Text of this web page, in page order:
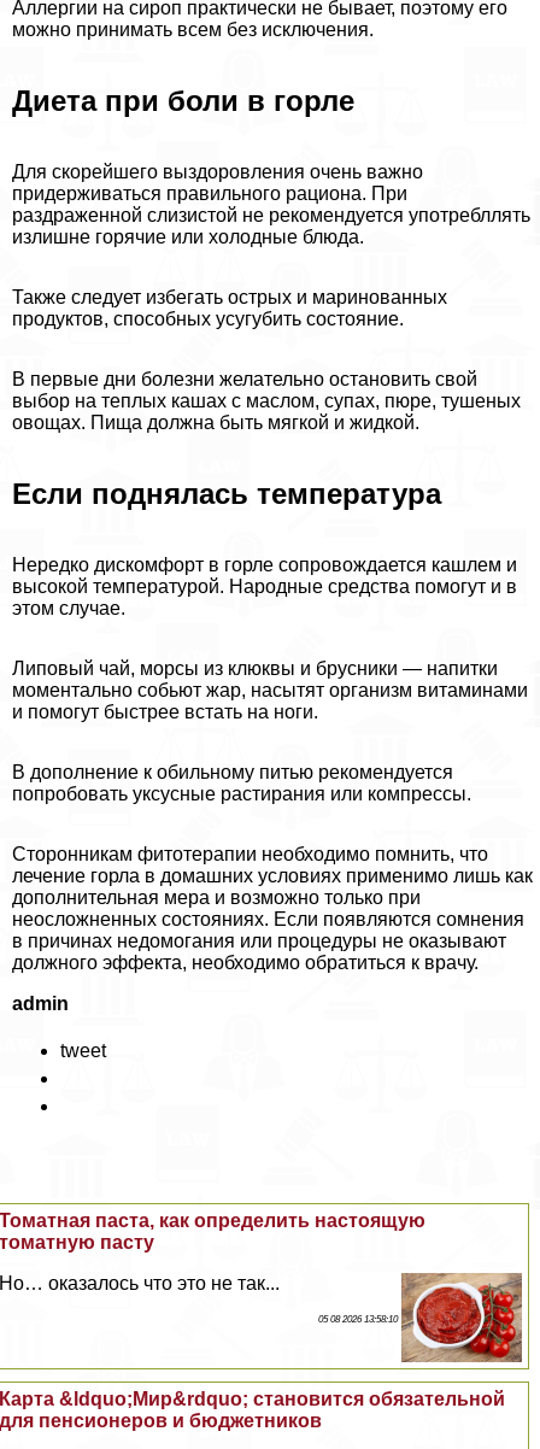
Аллергии на сироп пpaктически не бывает, поэтому его
можно принимать всем без исключения.
Диета при боли в горле
Для скорейшего выздоровления очень важно
придерживаться правильного рациона. При
раздраженной слизистой не рекомендуется употрeбллять
излишне горячие или холодные блюда.
Также следует избегать острых и маринованных
продуктов, способных усугубить состояние.
В первые дни болезни желательно остановить свой
выбор на теплых кашах с маслом, супах, пюре, тушеных
овощах. Пища должна быть мягкой и жидкой.
Если поднялась температура
Нередко дискомфорт в горле сопровождается кашлем и
высокой температурой. Народные средства помогут и в
этом случае.
Липовый чай, морсы из клюквы и брусники — напитки
моментально собьют жар, насытят организм витаминами
и помогут быстрее встать на ноги.
В дополнение к обильному питью рекомендуется
попробовать уксусные растирания или компрессы.
Сторонникам фитотерапии необходимо помнить, что
лечение горла в домашних условиях применимо лишь как
дополнительная мера и возможно только при
неосложненных состояниях. Если появляются сомнения
в причинах недомогания или процедуры не оказывают
должного эффекта, необходимо обратиться к врачу.
admin
tweet
Томатная паста, как определить настоящую
томатную пасту
Но… оказалось что это не так...
05 08 2026 13:58:10
Карта &ldquo;Мир&rdquo; становится обязательной
для пенсионеров и бюджетников